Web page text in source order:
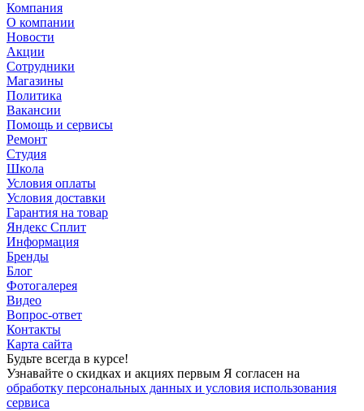
Компания
О компании
Новости
Акции
Сотрудники
Магазины
Политика
Вакансии
Помощь и сервисы
Ремонт
Студия
Школа
Условия оплаты
Условия доставки
Гарантия на товар
Яндекс Сплит
Информация
Бренды
Блог
Фотогалерея
Видео
Вопрос-ответ
Контакты
Карта сайта
Будьте всегда в курсе!
Узнавайте о скидках и акциях первым Я согласен на
обработку персональных данных и условия использования
сервиса